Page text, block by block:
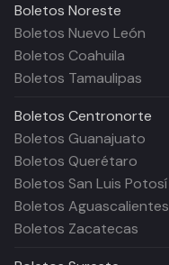
Boletos Noreste
Boletos Nuevo León
Boletos Coahuila
Boletos Tamaulipas
Boletos Centronorte
Boletos Guanajuato
Boletos Querétaro
Boletos San Luis Potosí
Boletos Aguascalientes
Boletos Zacatecas